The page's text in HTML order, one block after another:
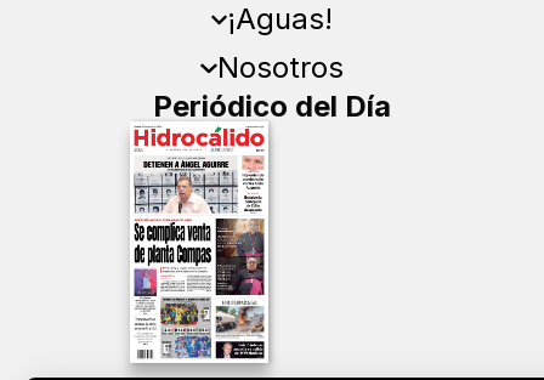
¡Aguas!
Nosotros
Periódico del Día